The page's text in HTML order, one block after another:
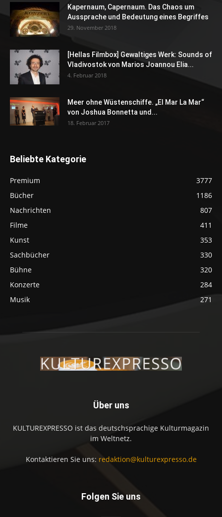
Kapernaum, Capernaum. Das Chaos um
Aussprache und Bedeutung eines Begriffes
29. November 2018
[Hellas Filmbox] Gewaltiges Werk: Sounds of
Vladivostok von Marios Joannou Elia...
4. Februar 2018
Meer ohne Wüstenschiffe. „El Mar La Mar“
von Joshua Bonnetta und...
18. Februar 2017
Beliebte Kategorie
Premium
3777
Bücher
1186
Nachrichten
807
Filme
411
Kunst
353
Sachbücher
330
Bühne
320
Konzerte
284
Musik
271
Über uns
KULTUREXPRESSO ist das deutschsprachige Kulturmagazin
im Weltnetz.
Kontaktieren Sie uns: redaktion@kulturexpresso.de
Folgen Sie uns